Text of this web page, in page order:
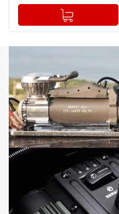
+
Добавлено в корзину